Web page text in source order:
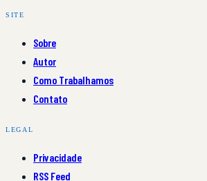
SITE
Sobre
Autor
Como Trabalhamos
Contato
LEGAL
Privacidade
RSS Feed